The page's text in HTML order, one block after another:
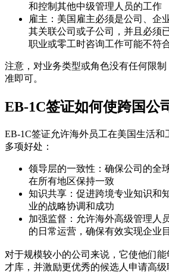
和控制其他中级管理人员的工作
雇主：美国雇主必须是公司、企
其关联公司或子公司，并且必须
职业或零工时咨询工作可能不符
注意，对业务类型或角色没有任何限
准即可。
EB-1C签证如何使跨国公
EB-1C签证允许海外员工在美国生活
多项好处：
领导层的一致性：确保公司的全
在所有地区保持一致
知识共享：促进跨境专业知识和
业的战略协调和成功
加强监督：允许海外高级管理人
的日常运营，确保有效实现企业
对于规模较小的公司来说，它使他们
才库，并激励更优秀的候选人申请高级